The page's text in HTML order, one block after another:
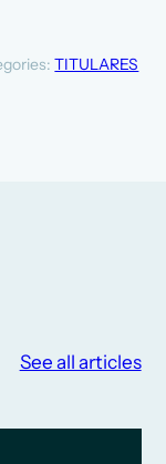
TITULARES
See all articles